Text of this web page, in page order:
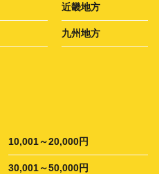
近畿地方
九州地方
10,001～20,000円
30,001～50,000円